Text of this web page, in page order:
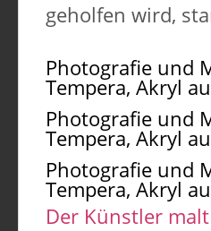
geholfen wird,
Photografie und
Tempera, Akryl
Photografie und
Tempera, Akryl
Photografie und
Tempera, Akryl
Der Künstler malt